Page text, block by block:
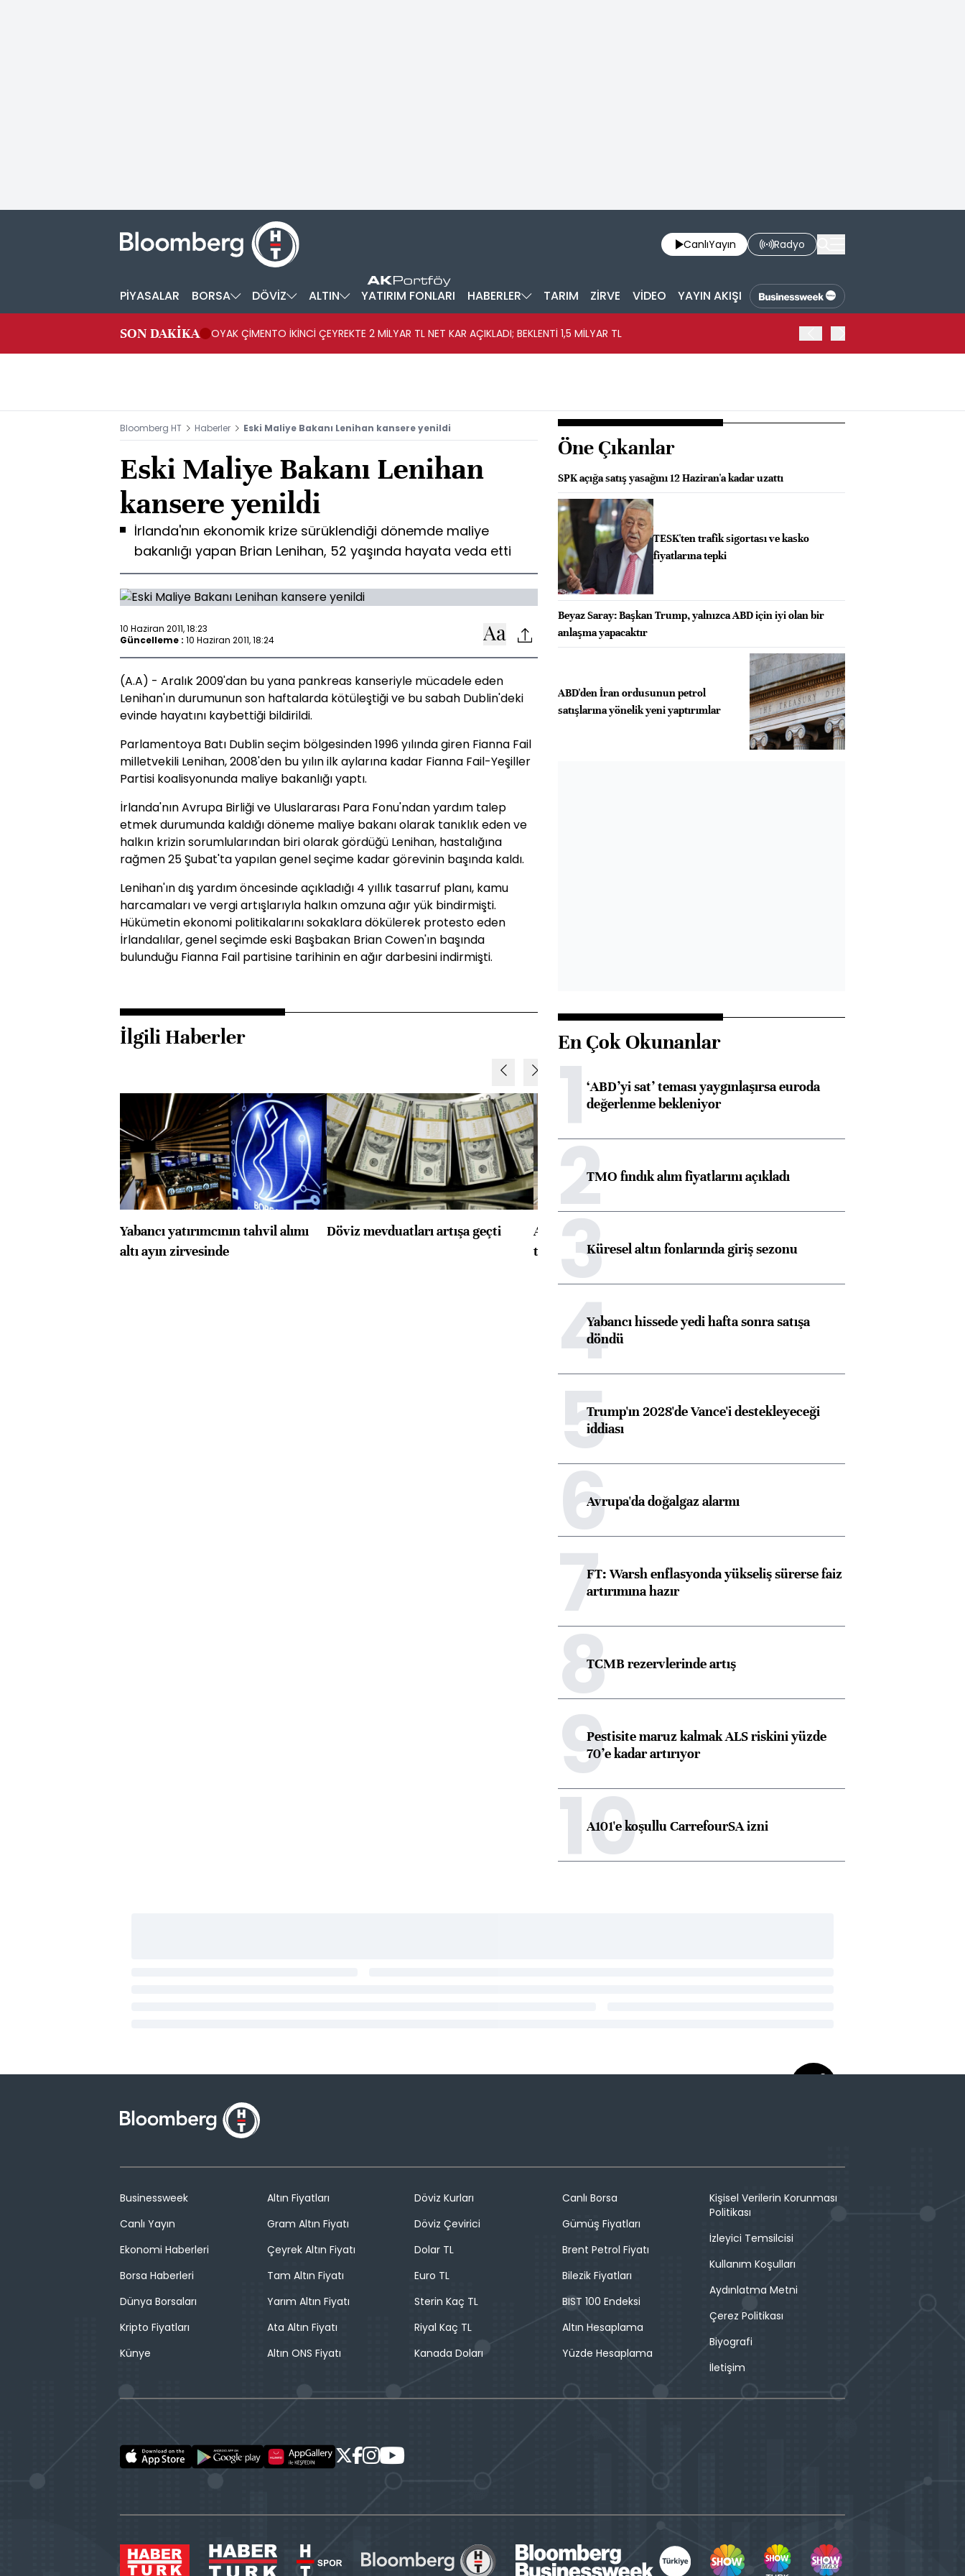
CanlıYayın Radyo
PİYASALAR BORSA DÖVİZ ALTIN YATIRIM FONLARI HABERLER TARIM ZİRVE VİDEO YAYIN AKIŞI
SON DAKİKA OYAK ÇİMENTO İKİNCİ ÇEYREKTE 2 MİLYAR TL NET KAR AÇIKLADI; BEKLENTİ 1,5 MİLYAR TL
Bloomberg HT Haberler Eski Maliye Bakanı Lenihan kansere yenildi
Eski Maliye Bakanı Lenihan
kansere yenildi
İrlanda'nın ekonomik krize sürüklendiği dönemde maliye
bakanlığı yapan Brian Lenihan, 52 yaşında hayata veda etti
10 Haziran 2011, 18:23
Güncelleme : 10 Haziran 2011, 18:24
(A.A) - Aralık 2009'dan bu yana pankreas kanseriyle mücadele eden
Lenihan'ın durumunun son haftalarda kötüleştiği ve bu sabah Dublin'deki
evinde hayatını kaybettiği bildirildi.
Parlamentoya Batı Dublin seçim bölgesinden 1996 yılında giren Fianna Fail
milletvekili Lenihan, 2008'den bu yılın ilk aylarına kadar Fianna Fail-Yeşiller
Partisi koalisyonunda maliye bakanlığı yaptı.
İrlanda'nın Avrupa Birliği ve Uluslararası Para Fonu'ndan yardım talep
etmek durumunda kaldığı döneme maliye bakanı olarak tanıklık eden ve
halkın krizin sorumlularından biri olarak gördüğü Lenihan, hastalığına
rağmen 25 Şubat'ta yapılan genel seçime kadar görevinin başında kaldı.
Lenihan'ın dış yardım öncesinde açıkladığı 4 yıllık tasarruf planı, kamu
harcamaları ve vergi artışlarıyla halkın omzuna ağır yük bindirmişti.
Hükümetin ekonomi politikalarını sokaklara dökülerek protesto eden
İrlandalılar, genel seçimde eski Başbakan Brian Cowen'ın başında
bulunduğu Fianna Fail partisine tarihinin en ağır darbesini indirmişti.
İlgili Haberler
Yabancı yatırımcının tahvil alımı
altı ayın zirvesinde
Döviz mevduatları artışa geçti
ABD'de konut başlangıçları
toparlandı
konusunda Unicredit ile
Öne Çıkanlar
SPK açığa satış yasağını 12 Haziran'a kadar uzattı
TESK'ten trafik sigortası ve kasko
fiyatlarına tepki
Beyaz Saray: Başkan Trump, yalnızca ABD için iyi olan bir
anlaşma yapacaktır
ABD'den İran ordusunun petrol
satışlarına yönelik yeni yaptırımlar
En Çok Okunanlar
1‘ABD’yi sat’ teması yaygınlaşırsa euroda
değerlenme bekleniyor
2TMO fındık alım fiyatlarını açıkladı
3Küresel altın fonlarında giriş sezonu
4Yabancı hissede yedi hafta sonra satışa
döndü
5Trump'ın 2028'de Vance'i destekleyeceği
iddiası
6Avrupa'da doğalgaz alarmı
7FT: Warsh enflasyonda yükseliş sürerse faiz
artırımına hazır
8TCMB rezervlerinde artış
9Pestisite maruz kalmak ALS riskini yüzde
70’e kadar artırıyor
10
A101'e koşullu CarrefourSA izni
Businessweek
Canlı Yayın
Ekonomi Haberleri
Borsa Haberleri
Dünya Borsaları
Kripto Fiyatları
Künye
Altın Fiyatları
Gram Altın Fiyatı
Çeyrek Altın Fiyatı
Tam Altın Fiyatı
Yarım Altın Fiyatı
Ata Altın Fiyatı
Altın ONS Fiyatı
Döviz Kurları
Döviz Çevirici
Dolar TL
Euro TL
Sterin Kaç TL
Riyal Kaç TL
Kanada Doları
Canlı Borsa
Gümüş Fiyatları
Brent Petrol Fiyatı
Bilezik Fiyatları
BIST 100 Endeksi
Altın Hesaplama
Yüzde Hesaplama
Kişisel Verilerin Korunması
Politikası
İzleyici Temsilcisi
Kullanım Koşulları
Aydınlatma Metni
Çerez Politikası
Biyografi
İletişim